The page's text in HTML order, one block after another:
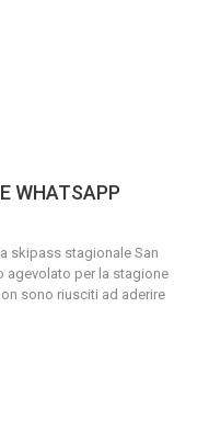
WHATSAPP
skipass stagionale San
agevolato per la stagione
sono riusciti ad aderire